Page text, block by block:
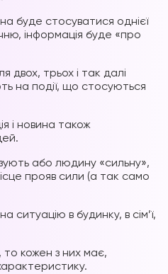
буде стосуватися однієї
інформація буде «про
двох, трьох і так далі
на події, що стосуються
і новина також
або людину «сильну»,
прояв сили (а так само
ситуацію в будинку, в сім’ї,
то кожен з них має,